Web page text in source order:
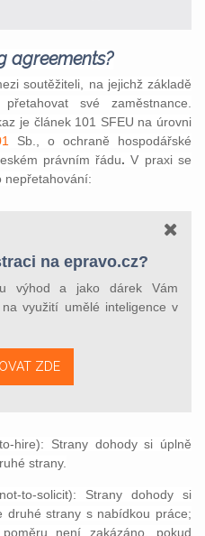
agreements?
soutěžiteli, na jejichž základě
své zaměstnance.
je článek 101 SFEU na úrovni
Sb., o ochraně hospodářské
právním řádu. V praxi se
nepřetahování:
na epravo.cz?
výhod a jako dárek Vám
využití umělé inteligence v
ZDE
hire): Strany dohody si úplně
strany.
to-solicit): Strany dohody si
druhé strany s nabídkou práce;
není zakázáno, pokud